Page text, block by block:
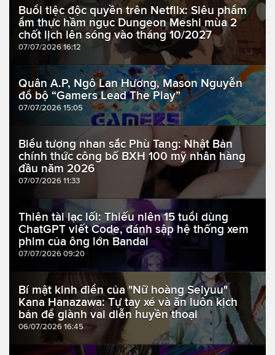
Buổi tiệc độc quyền trên Netflix: Siêu phẩm
ẩm thực hầm ngục Dungeon Meshi mùa 2
chốt lịch lên sóng vào tháng 10/2027
07/07/2026 16:12
Quân A.P, Ngô Lan Hương, Mason Nguyễn
đổ bộ “Gamers Lead The Play”
07/07/2026 15:05
Biểu tượng nhan sắc Phù Tang: Nhật Bản
chính thức công bố BXH 100 mỹ nhân hàng
đầu năm 2026
07/07/2026 11:33
Thiên tài lạc lối: Thiếu niên 15 tuổi dùng
ChatGPT viết Code, đánh sập hệ thống xem
phim của ông lớn Bandai
07/07/2026 09:20
Bí mật kinh điển của "Nữ hoàng Seiyuu"
Kana Hanazawa: Tự tay xé và ăn luôn kịch
bản để giành vai diễn huyền thoại
06/07/2026 16:45